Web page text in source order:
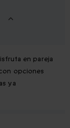
en pareja
opciones
ya